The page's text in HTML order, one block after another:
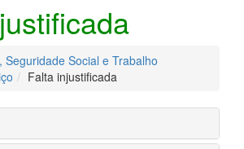
Seguridade Social e Trabalho
Falta injustificada